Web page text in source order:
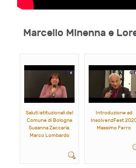
Marcello Minenna e
Saluti istituzionali del
Comune di Bologna
Susanna Zaccaria,
Marco Lombardo
Introduzione ad
InsolvenzFest
Massimo Ferro